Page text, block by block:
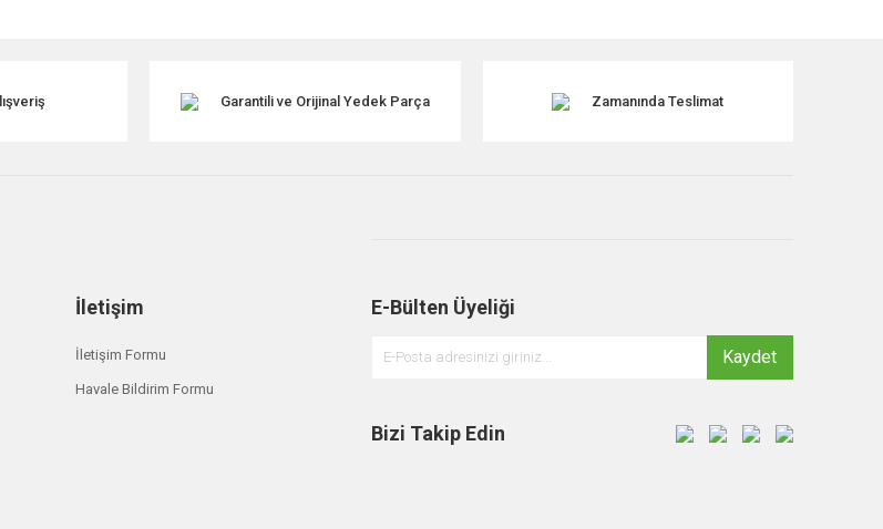
Garantili ve Orijinal Yedek Parça Zamanında Teslimat
İletişim
İletişim Formu
Havale Bildirim Formu
E-Bülten Üyeliği
Kaydet
Bizi Takip Edin